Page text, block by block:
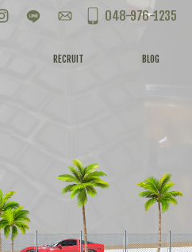
お問い合わせ
048-976-1235
RECRUIT BLOG